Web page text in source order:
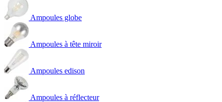
Ampoules globe
Ampoules à tête miroir
Ampoules edison
Ampoules à réflecteur